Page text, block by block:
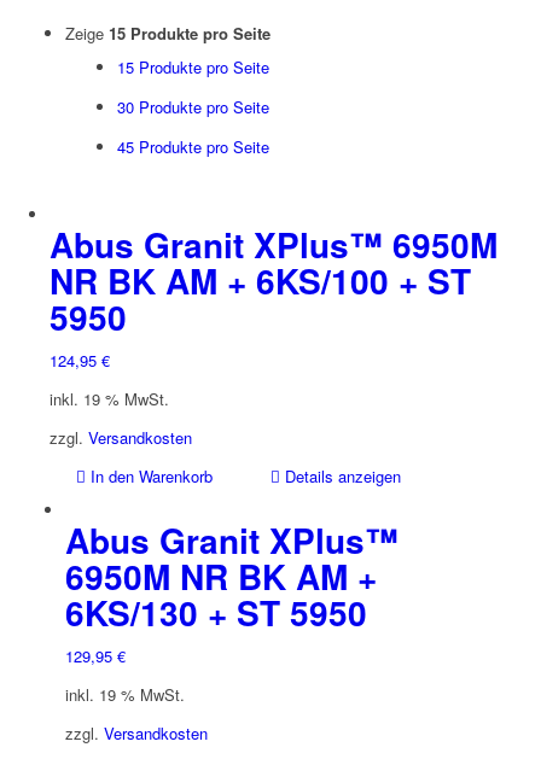
Zeige 15 Produkte pro Seite
15 Produkte pro Seite
30 Produkte pro Seite
45 Produkte pro Seite
Abus Granit XPlus™ 6950M
NR BK AM + 6KS/100 + ST
5950
124,95 €
inkl. 19 % MwSt.
zzgl. Versandkosten
In den Warenkorb
Details anzeigen
Abus Granit XPlus™
6950M NR BK AM +
6KS/130 + ST 5950
129,95 €
inkl. 19 % MwSt.
zzgl. Versandkosten